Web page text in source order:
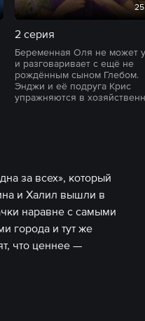
2 серия
Беременная Оля не может
и разговаривает с ещё не
рождённым сыном Глебом.
Энджи и её подруга Крис
упражняются в
за всех», который
и Халил вышли в
наравне с самыми
города и тут же
что ценнее —